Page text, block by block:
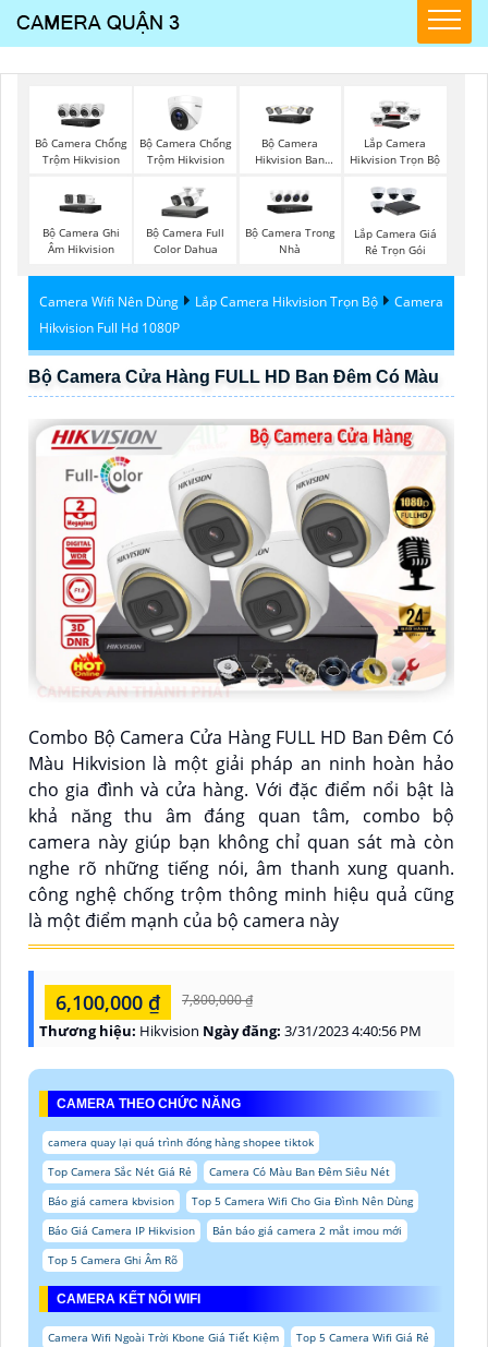
Bô Camera Chống
Trộm Hikvision
Bộ Camera Chống
Trộm Hikvision
Bộ Camera
Hikvision Ban
Lắp Camera
Hikvision Trọn Bộ
Bộ Camera Ghi
Âm Hikvision
Bộ Camera Full
Color Dahua
Bộ Camera Trong
Nhà
Lắp Camera Giá
Rẻ Trọn Gói
Camera Wifi Nên Dùng Lắp Camera Hikvision Trọn Bộ
Camera
Hikvision Full Hd 1080P
Bộ Camera Cửa Hàng FULL HD Ban Đêm Có Màu
Combo Bộ Camera Cửa Hàng FULL HD Ban Đêm Có
Màu Hikvision là một giải pháp an ninh hoàn hảo
cho gia đình và cửa hàng. Với đặc điểm nổi bật là
khả năng thu âm đáng quan tâm, combo bộ
camera này giúp bạn không chỉ quan sát mà còn
nghe rõ những tiếng nói, âm thanh xung quanh.
công nghệ chống trộm thông minh hiệu quả cũng
là một điểm mạnh của bộ camera này
6,100,000 ₫ 7,800,000 ₫
Thương hiệu: Hikvision Ngày đăng: 3/31/2023 4:40:56 PM
CAMERA THEO CHỨC NĂNG
camera quay lại quá trình đóng hàng shopee tiktok
Top Camera Sắc Nét Giá Rẻ
Camera Có Màu Ban Đêm Siêu Nét
Báo giá camera kbvision
Top 5 Camera Wifi Cho Gia Đình Nên Dùng
Báo Giá Camera IP Hikvision
Bản báo giá camera 2 mắt imou mới
Top 5 Camera Ghi Âm Rõ
CAMERA KẾT NỐI WIFI
Camera Wifi Ngoài Trời Kbone Giá Tiết Kiệm
Top 5 Camera Wifi Giá Rẻ